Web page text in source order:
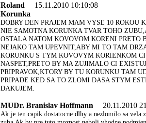
Roland
15.11.2010 10:10:08
Korunka
DOBRY DEN PRAJEM MAM VYSE 10
NIE SAMOTNA KORUNKA TVAR TOHO
OSTALA NATOM KOVOVOM KORENI PRETO
NEJAKO TAM UPEVNIT,ABY MI TO TAM
KORUNKU S TYM KOVOVYM KORIENKOM
NASPET,PRETO BY MA ZUJIMALO CI
PRIPRAVOK,KTORY BY TU KORUNKU TAM
PRIPADE KED SA TO ZLOMI DASA STYM
DAKUJEM.
MUDr. Branislav Hoffmann 20.11.2010
Ak je ten capik dostatocne dlhy a nezlomilo sa vela